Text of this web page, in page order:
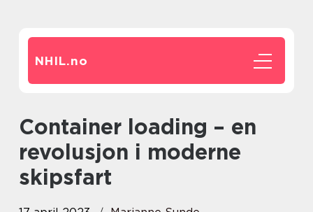
NHIL.no
Container loading – en
revolusjon i moderne
skipsfart